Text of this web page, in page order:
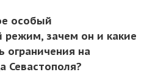
особый
зачем он и какие
ограничения на
Севастополя?